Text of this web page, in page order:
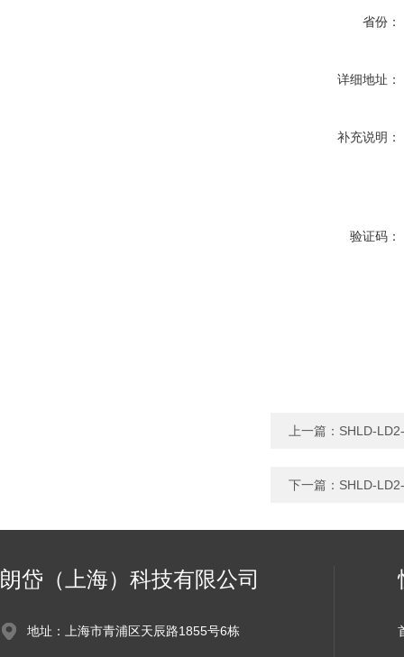
省份：
详细地址：
补充说明：
验证码：
上一篇： SHLD-
下一篇： SHLD-
朗岱（上海）科技有限公司
地址：上海市青浦区天辰路1855号6栋